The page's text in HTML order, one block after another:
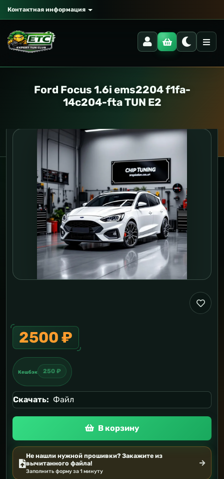
Контактная информация
Ford Focus 1.6i ems2204 f1fa-
14c204-fta TUN E2
2500 ₽
Кешбэк 250 ₽
Скачать: Файл
В корзину
Не нашли нужной прошивки? Закажите из
вычитанного файла!
Заполнить форму за 1 минуту